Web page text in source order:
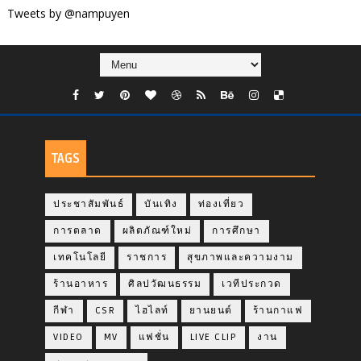
Tweets by @nampuyen
TAGS
ประชาสัมพันธ์ บันเทิง ท่องเที่ยว
การตลาด ผลิตภัณฑ์ใหม่ การศึกษา
เทคโนโลยี ราชการ สุขภาพและความงาม
ร้านอาหาร ศิลปวัฒนธรรม เวทีประกวด
กีฬา CSR ไฮไลท์ ยานยนต์ ร้านกาแฟ
VIDEO MV แฟชั่น LIVE CLIP งาน